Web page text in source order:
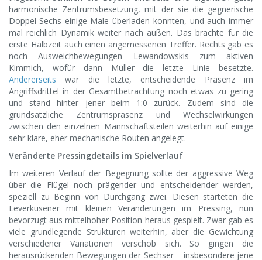
harmonische Zentrumsbesetzung, mit der sie die gegnerische
Doppel-Sechs einige Male überladen konnten, und auch immer
mal reichlich Dynamik weiter nach außen. Das brachte für die
erste Halbzeit auch einen angemessenen Treffer. Rechts gab es
noch Ausweichbewegungen Lewandowskis zum aktiven
Kimmich, wofür dann Müller die letzte Linie besetzte.
Andererseits war die letzte, entscheidende Präsenz im
Angriffsdrittel in der Gesamtbetrachtung noch etwas zu gering
und stand hinter jener beim 1:0 zurück. Zudem sind die
grundsätzliche Zentrumspräsenz und Wechselwirkungen
zwischen den einzelnen Mannschaftsteilen weiterhin auf einige
sehr klare, eher mechanische Routen angelegt.
Veränderte Pressingdetails im Spielverlauf
Im weiteren Verlauf der Begegnung sollte der aggressive Weg
über die Flügel noch prägender und entscheidender werden,
speziell zu Beginn von Durchgang zwei. Diesen starteten die
Leverkusener mit kleinen Veränderungen im Pressing, nun
bevorzugt aus mittelhoher Position heraus gespielt. Zwar gab es
viele grundlegende Strukturen weiterhin, aber die Gewichtung
verschiedener Variationen verschob sich. So gingen die
herausrückenden Bewegungen der Sechser – insbesondere jene